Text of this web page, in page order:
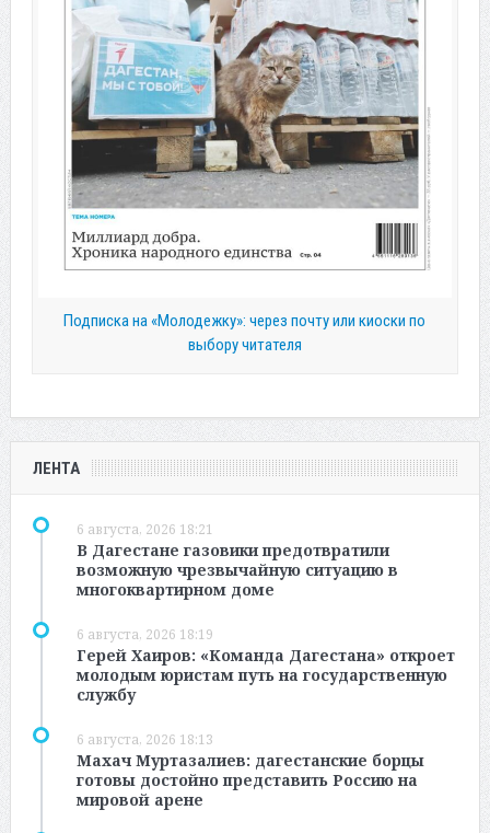
Подписка на «Молодежку»: через почту или киоски по
выбору читателя
ЛЕНТА
6 августа, 2026 18:21
В Дагестане газовики предотвратили
возможную чрезвычайную ситуацию в
многоквартирном доме
6 августа, 2026 18:19
Герей Хаиров: «Команда Дагестана» откроет
молодым юристам путь на государственную
службу
6 августа, 2026 18:13
Махач Муртазалиев: дагестанские борцы
готовы достойно представить Россию на
мировой арене